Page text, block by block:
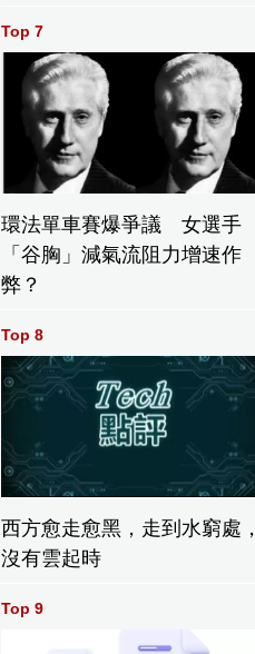
Top 7
環法單車賽爆爭議 女選手
「谷胸」減氣流阻力增速作
弊？
Top 8
西方愈走愈黑，走到水窮處，
沒有雲起時
Top 9